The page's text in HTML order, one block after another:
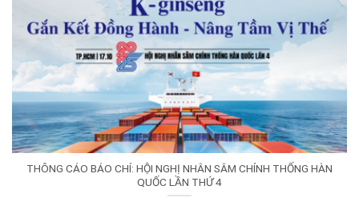
THÔNG CÁO BÁO CHÍ: HỘI NGHỊ NHÂN SÂM CHÍNH THỐNG HÀN
QUỐC LẦN THỨ 4